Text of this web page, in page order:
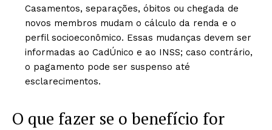
Casamentos, separações, óbitos ou chegada de
novos membros mudam o cálculo da renda e o
perfil socioeconômico. Essas mudanças devem ser
informadas ao CadÚnico e ao INSS; caso contrário,
o pagamento pode ser suspenso até
esclarecimentos.
O que fazer se o benefício for